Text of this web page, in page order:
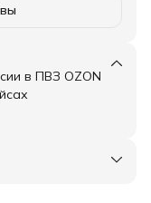
в ПВЗ OZON